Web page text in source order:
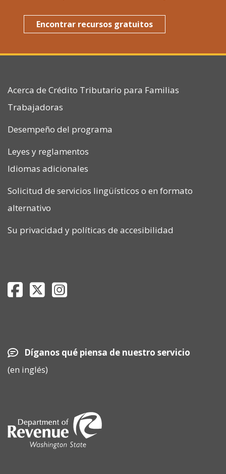
Encontrar recursos gratuitos
Acerca de Crédito Tributario para Familias
Trabajadoras
Desempeño del programa
Leyes y reglamentos
Idiomas adicionales
Solicitud de servicios lingüísticos o en formato
alternativo
Su privacidad y políticas de accesibilidad
Department of Revenue Facebook page
Department of Revenue Twitter page
Díganos qué piensa de nuestro servicio
(en inglés)
Image